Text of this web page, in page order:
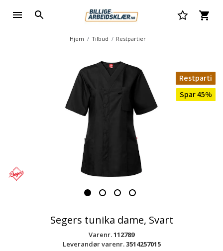
Hjem Tilbud Restpartier
Restparti
Spar 45%
Segers tunika dame, Svart
Varenr.112789
Leverandør varenr.3514257015